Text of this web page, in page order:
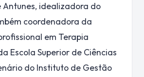
Antunes, idealizadora do
coordenadora da
em Terapia
Escola Superior de Ciências
do Instituto de Gestão